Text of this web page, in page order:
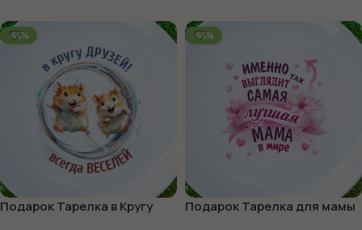
-65%
Подарок Тарелка в Кругу
-65%
Подарок Тарелка для мамы